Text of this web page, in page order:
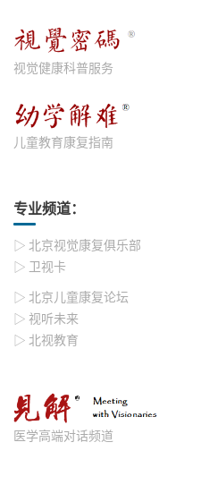
视觉健康科普服务
儿童教育康复指南
专业频道：
▷ 北京视觉康复俱乐部
▷ 卫视卡
▷ 北京儿童康复论坛
▷ 视听未来
▷ 北视教育
医学高端对话频道